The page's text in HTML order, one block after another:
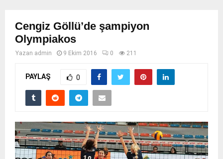
Cengiz Göllü’de şampiyon
Olympiakos
Yazan admin 9 Ekim 2016 0 211
PAYLAŞ 0